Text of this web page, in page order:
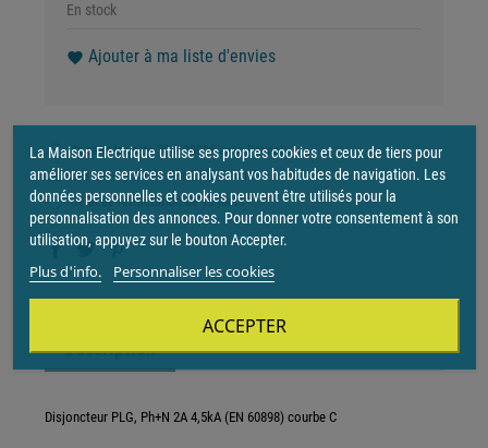
En stock
favorite Ajouter à ma liste d'envies
4x sans frais de 30 à 2000€ avec Paypal
Livraison gratuite dès 250€ d'achat
Délai de rétractation de 15 jours
Description
Disjoncteur PLG, Ph+N 2A 4,5kA (EN 60898) courbe C
La Maison Electrique utilise ses propres cookies et ceux de tiers pour
améliorer ses services en analysant vos habitudes de navigation. Les
données personnelles et cookies peuvent être utilisés pour la
personnalisation des annonces. Pour donner votre consentement à son
utilisation, appuyez sur le bouton Accepter.
Plus d'info. Personnaliser les cookies
ACCEPTER